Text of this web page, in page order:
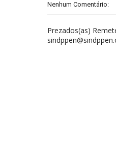
Nenhum Comentário:
Prezados(as)